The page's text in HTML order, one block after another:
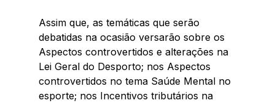
Assim que, as temáticas que serão
debatidas na ocasião versarão sobre os
Aspectos controvertidos e alterações na
Lei Geral do Desporto; nos Aspectos
controvertidos no tema Saúde Mental no
esporte; nos Incentivos tributários na